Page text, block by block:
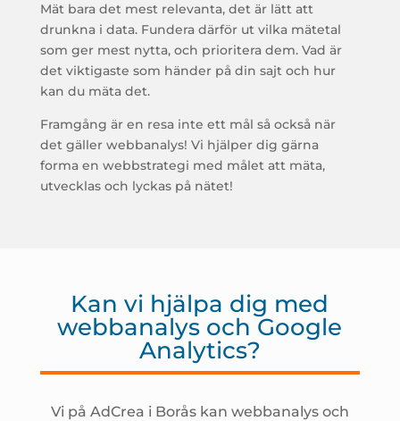
Mät bara det mest relevanta, det är lätt att
drunkna i data. Fundera därför ut vilka mätetal
som ger mest nytta, och prioritera dem. Vad är
det viktigaste som händer på din sajt och hur
kan du mäta det.
Framgång är en resa inte ett mål så också när
det gäller webbanalys! Vi hjälper dig gärna
forma en webbstrategi med målet att mäta,
utvecklas och lyckas på nätet!
Kan vi hjälpa dig med
webbanalys och Google
Analytics?
Vi på AdCrea i Borås kan webbanalys och